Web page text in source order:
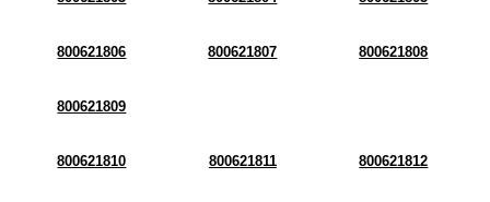
800621806 800621807 800621808
800621809
800621810 800621811 800621812